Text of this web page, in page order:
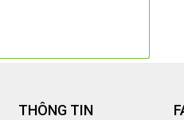
THÔNG TIN